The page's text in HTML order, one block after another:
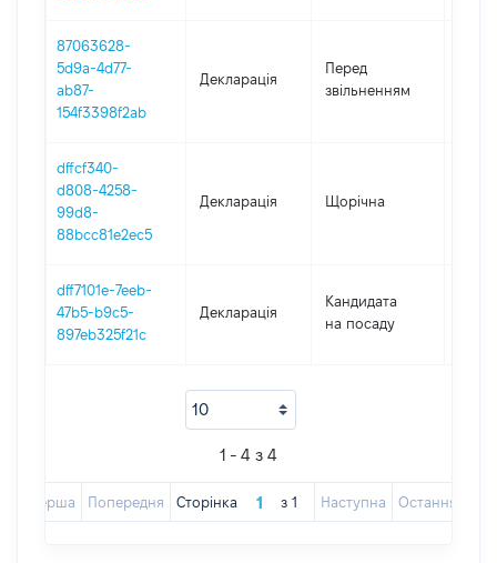
87063628-
5d9a-4d77-
ab87-
154f3398f2ab
Декларація
Перед
звільненням
dffcf340-
d808-4258-
99d8-
88bcc81e2ec5
Декларація Щорічна
dff7101e-7eeb-
47b5-b9c5-
897eb325f21c
Декларація
Кандидата
на посаду
1 - 4 з 4
Перша Попередня Сторінка з 1 Наступна Остання